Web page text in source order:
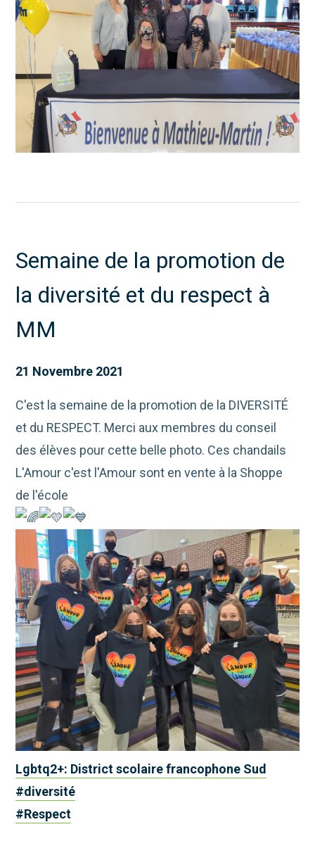
Semaine de la promotion de
la diversité et du respect à
MM
21 Novembre 2021
C'est la semaine de la promotion de la DIVERSITÉ
et du RESPECT. Merci aux membres du conseil
des élèves pour cette belle photo. Ces chandails
L'Amour c'est l'Amour sont en vente à la Shoppe
de l'école
Lgbtq2+: District scolaire francophone Sud
#diversité
#Respect